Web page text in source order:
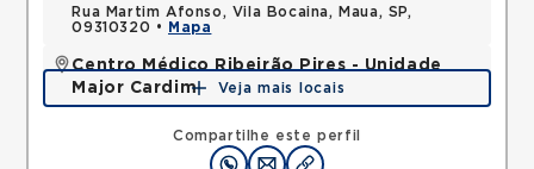
Compartilhe este perfil
Rua Martim Afonso, Vila Bocaina, Maua, SP,
09310320 •
Mapa
Centro Médico Ribeirão Pires - Unidade
Major Cardim
Rua Major Cardim, Suissa, Ribeirao Pires, SP,
Mapa
Veja mais locais